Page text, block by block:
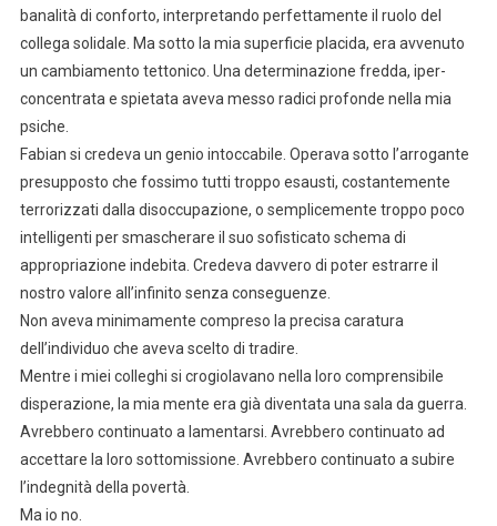
banalità di conforto, interpretando perfettamente il ruolo del
collega solidale. Ma sotto la mia superficie placida, era avvenuto
un cambiamento tettonico. Una determinazione fredda, iper-
concentrata e spietata aveva messo radici profonde nella mia
psiche.
Fabian si credeva un genio intoccabile. Operava sotto l’arrogante
presupposto che fossimo tutti troppo esausti, costantemente
terrorizzati dalla disoccupazione, o semplicemente troppo poco
intelligenti per smascherare il suo sofisticato schema di
appropriazione indebita. Credeva davvero di poter estrarre il
nostro valore all’infinito senza conseguenze.
Non aveva minimamente compreso la precisa caratura
dell’individuo che aveva scelto di tradire.
Mentre i miei colleghi si crogiolavano nella loro comprensibile
disperazione, la mia mente era già diventata una sala da guerra.
Avrebbero continuato a lamentarsi. Avrebbero continuato ad
accettare la loro sottomissione. Avrebbero continuato a subire
l’indegnità della povertà.
Ma io no.